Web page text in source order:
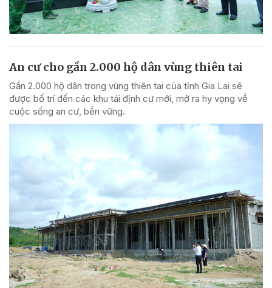
An cư cho gần 2.000 hộ dân vùng thiên tai
Gần 2.000 hộ dân trong vùng thiên tai của tỉnh Gia Lai sẽ
được bố trí đến các khu tái định cư mới, mở ra hy vọng về
cuộc sống an cư, bền vững.